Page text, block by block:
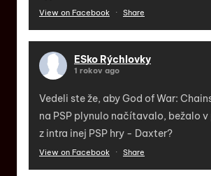
View on Facebook · Share
ESko Rýchlovky
1 rokov ago
Vedeli ste že, aby God of War:
na PSP plynulo načítavalo, bežalo
z intra inej PSP hry - Daxter?
View on Facebook · Share